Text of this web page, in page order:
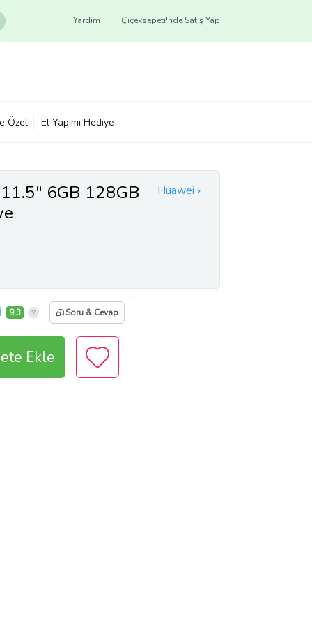
Çiçeksepeti'nde Satış Yap
Yardım
Özel El Yapımı Hediye
Huawei
6GB 128GB
9,3 Soru & Cevap
Ekle